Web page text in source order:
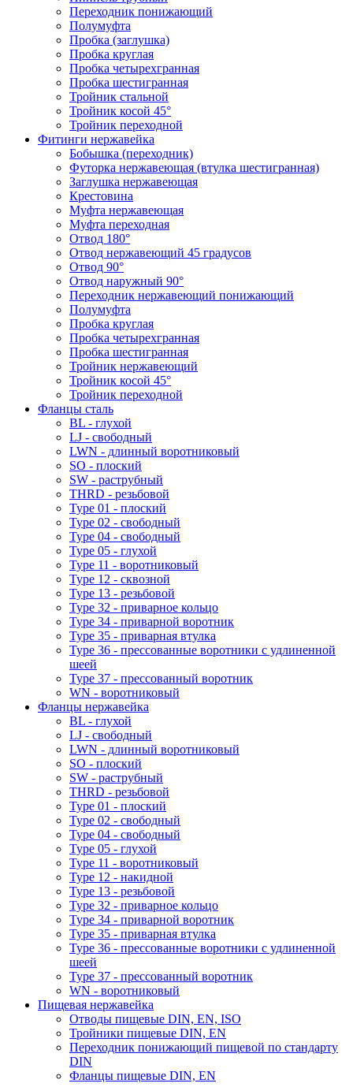
Переходник понижающий
Полумуфта
Пробка (заглушка)
Пробка круглая
Пробка четырехгранная
Пробка шестигранная
Тройник стальной
Тройник косой 45°
Тройник переходной
Фитинги нержавейка
Бобышка (переходник)
Футорка нержавеющая (втулка шестигранная)
Заглушка нержавеющая
Крестовина
Муфта нержавеющая
Муфта переходная
Отвод 180°
Отвод нержавеющий 45 градусов
Отвод 90°
Отвод наружный 90°
Переходник нержавеющий понижающий
Полумуфта
Пробка круглая
Пробка четырехгранная
Пробка шестигранная
Тройник нержавеющий
Тройник косой 45°
Тройник переходной
Фланцы сталь
BL - глухой
LJ - свободный
LWN - длинный воротниковый
SO - плоский
SW - раструбный
THRD - резьбовой
Type 01 - плоский
Type 02 - свободный
Type 04 - свободный
Type 05 - глухой
Type 11 - воротниковый
Type 12 - сквозной
Type 13 - резьбовой
Type 32 - приварное кольцо
Type 34 - приварной воротник
Type 35 - приварная втулка
Type 36 - прессованные воротники с удлиненной
шеей
Type 37 - прессованный воротник
WN - воротниковый
Фланцы нержавейка
BL - глухой
LJ - свободный
LWN - длинный воротниковый
SO - плоский
SW - раструбный
THRD - резьбовой
Type 01 - плоский
Type 02 - свободный
Type 04 - свободный
Type 05 - глухой
Type 11 - воротниковый
Type 12 - накидной
Type 13 - резьбовой
Type 32 - приварное кольцо
Type 34 - приварной воротник
Type 35 - приварная втулка
Type 36 - прессованные воротники с удлиненной
шеей
Type 37 - прессованный воротник
WN - воротниковый
Пищевая нержавейка
Отводы пищевые DIN, EN, ISO
Тройники пищевые DIN, EN
Переходник понижающий пищевой по стандарту
DIN
Фланцы пищевые DIN, EN